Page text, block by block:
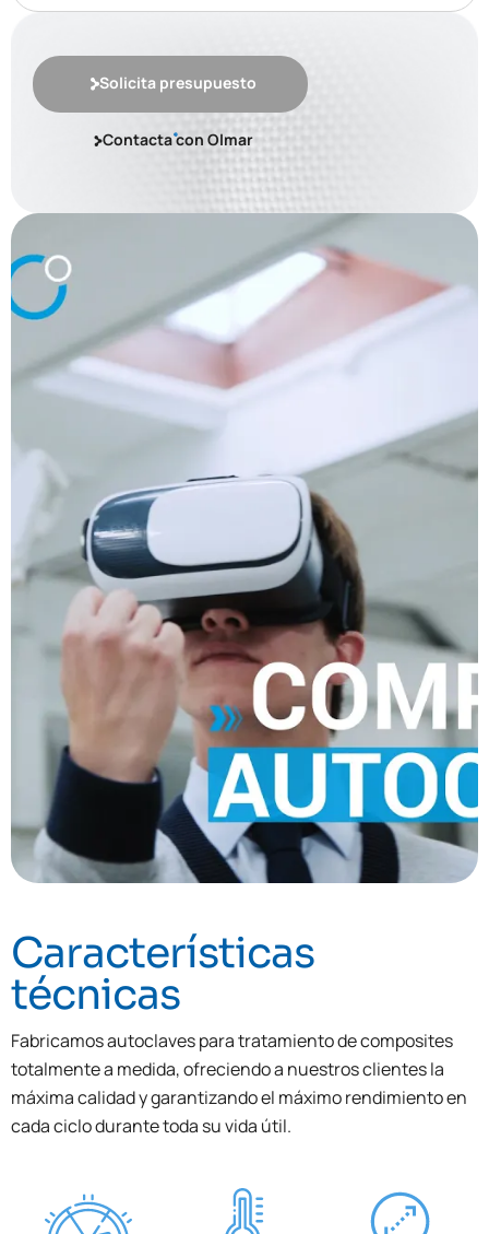
Solicita presupuesto
Contacta con Olmar
Características
técnicas
Fabricamos autoclaves para tratamiento de composites
totalmente a medida, ofreciendo a nuestros clientes la
máxima calidad y garantizando el máximo rendimiento en
cada ciclo durante toda su vida útil.